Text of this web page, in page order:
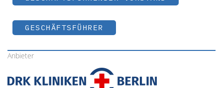
GESCHÄFTSFÜHRER
Anbieter